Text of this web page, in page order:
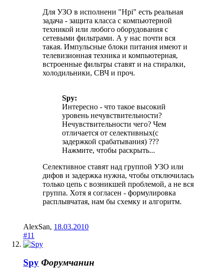
Для УЗО в исполнени "Hpi" есть реальная
задача - защита класса с компьютерной
техникой или любого оборудования с
сетевыми фильтрами. А у нас почти вся
такая. Импульсные блоки питания имеют и
телевизионная техника и компьютерная,
встроенные фильтры ставят и на стиралки,
холодильники, СВЧ и проч.
Spy:
Интересно - что такое высокий
уровень нечувствительности?
Нечувствительности чего? Чем
отличается от селективных(с
задержкой срабатывания) ???
Нажмите, чтобы раскрыть...
Селективное ставят над группой УЗО или
дифов и задержка нужна, чтобы отключилась
только цепь с возникшей проблемой, а не вся
группа. Хотя я согласен - формулировка
расплывчатая, нам бы схемку и алгоритм.
AlexSan, 18.03.2010
#11
Spy Форумчанин